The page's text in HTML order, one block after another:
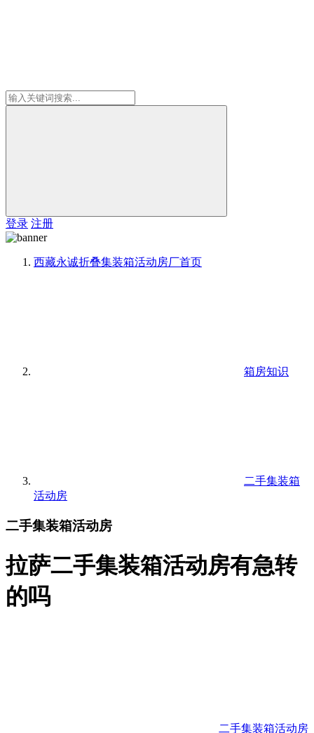
登录 注册
西藏永诚折叠集装箱活动房厂首页
箱房知识
二手集装箱
活动房
二手集装箱活动房
拉萨二手集装箱活动房有急转
的吗
二手集装箱活动房